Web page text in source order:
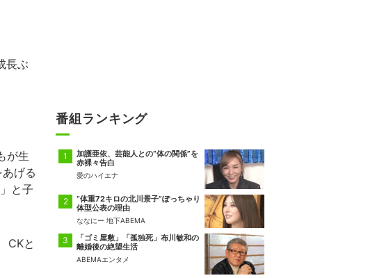
長ぶ
が生
げる
と子
CKと
番組ランキング
加護亜依、芸能人との“体の関係”を
赤裸々告白
愛のハイエナ
“体重72キロの北川景子”ぽっちゃり
体型公表の理由
ななにー 地下ABEMA
「ゴミ屋敷」「孤独死」布川敏和の
離婚後の絶望生活
ABEMAエンタメ